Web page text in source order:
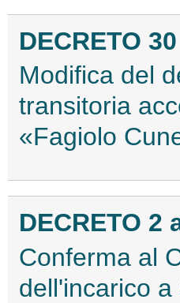
DECRETO
Modifica del
transitoria
«Fagiolo
DECRETO 2
Conferma al
dell'incarico